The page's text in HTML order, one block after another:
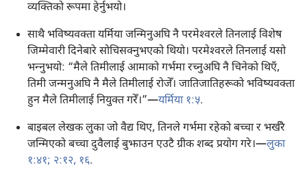
व्यक्‍तिको रूपमा हेर्नुभयो।
साथै भविष्यवक्‍ता यर्मिया जन्मिनुअघि नै परमेश्‍वरले तिनलाई विशेष
जिम्मेवारी दिनेबारे सोचिसक्नुभएको थियो। परमेश्‍वरले तिनलाई यसो
भन्‍नुभयो: “मैले तिमीलाई आमाको गर्भमा रच्नुअघि नै चिनेको थिएँ,
तिमी जन्मनुअघि नै मैले तिमीलाई रोजेँ। जातिजातिहरूको भविष्यवक्‍ता
हुन मैले तिमीलाई नियुक्‍त गरेँ।”​—⁠यर्मिया १:⁠५.
बाइबल लेखक लुका जो वैद्य थिए, तिनले गर्भमा रहेको बच्चा र भर्खरै
जन्मिएको बच्चा दुवैलाई बुझाउन एउटै ग्रीक शब्द प्रयोग गरे।​—⁠लुका
१:४१; २:​१२, १६.